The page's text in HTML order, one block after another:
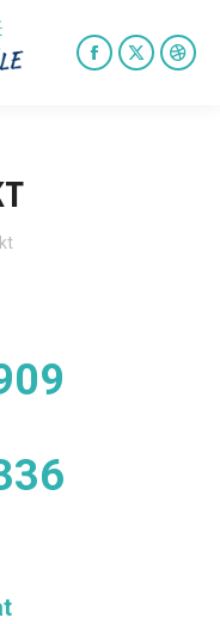
Facebook
X
sich hier: